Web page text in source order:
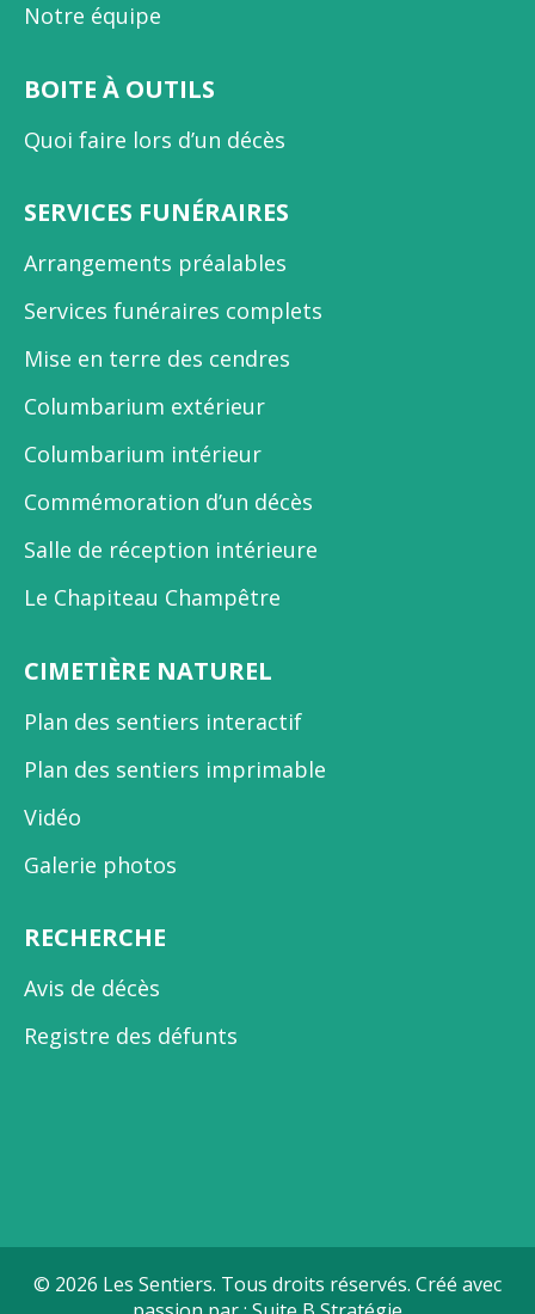
Notre équipe
BOITE À OUTILS
Quoi faire lors d’un décès
SERVICES FUNÉRAIRES
Arrangements préalables
Services funéraires complets
Mise en terre des cendres
Columbarium extérieur
Columbarium intérieur
Commémoration d’un décès
Salle de réception intérieure
Le Chapiteau Champêtre
CIMETIÈRE NATUREL
Plan des sentiers interactif
Plan des sentiers imprimable
Vidéo
Galerie photos
RECHERCHE
Avis de décès
Registre des défunts
© 2026 Les Sentiers. Tous droits réservés. Créé avec